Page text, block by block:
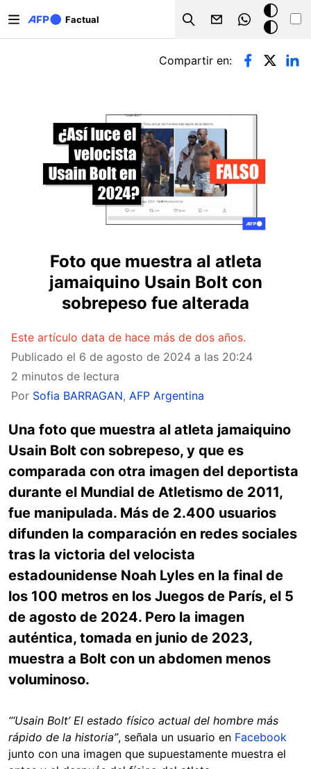
Factual
Search
Modo
oscuro
Solapas principales
Compartir en:
Foto que muestra al atleta
jamaiquino Usain Bolt con
sobrepeso fue alterada
Este artículo data de hace más de dos años.
Publicado el 6 de agosto de 2024 a las 20:24
2 minutos de lectura
Por Sofia BARRAGAN, AFP Argentina
Una foto que muestra al atleta jamaiquino
Usain Bolt con sobrepeso, y que es
comparada con otra imagen del deportista
durante el Mundial de Atletismo de 2011,
fue manipulada. Más de 2.400 usuarios
difunden la comparación en redes sociales
tras la victoria del velocista
estadounidense Noah Lyles en la final de
los 100 metros en los Juegos de París, el 5
de agosto de 2024. Pero la imagen
auténtica, tomada en junio de 2023,
muestra a Bolt con un abdomen menos
voluminoso.
“‘Usain Bolt’ El estado físico actual del hombre más
rápido de la historia”, señala un usuario en Facebook
junto con una imagen que supuestamente muestra el